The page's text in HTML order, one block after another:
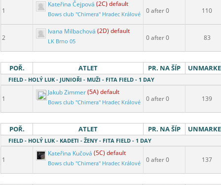
1
Kateřina Čejpová (2C) default
Bows club "Chimera" Hradec Králové 0 after 0 110
2
Ivana Milbachová (2D) default
LK Brno 05 0 after 0 83
POŘ. ATLET PR. NA ŠÍP
FIELD - HOLÝ LUK - JUNIOŘI - MUŽI - FITA FIELD - 1 DAY
1
Jakub Zimmer(5A) default
Bows club "Chimera" Hradec Králové 0 after 0 139
POŘ. ATLET PR. NA ŠÍP
FIELD - HOLÝ LUK - KADETI - ŽENY - FITA FIELD - 1 DAY
1
Kateřina Kučová (5C) default
Bows club "Chimera" Hradec Králové 0 after 0 137